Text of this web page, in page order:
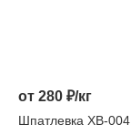
от 280 ₽/кг
Шпатлевка ХВ-004